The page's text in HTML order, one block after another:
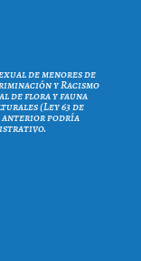
de menores de
y Racismo
de flora y fauna
(Ley 63 de
anterior podría